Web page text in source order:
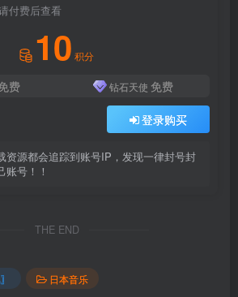
付费后查看
10 积分
费 钻石天使 免费
登录购买
资源都会追踪到账号IP，发现一律封号封
号！！
THE END
日本音乐